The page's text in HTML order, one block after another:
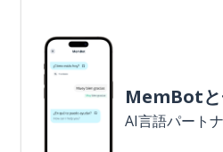
MemBotと
AI言語パート